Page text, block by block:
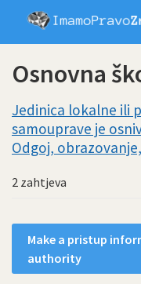
Osnovna
Jedinica lokalne ili
samouprave je
Odgoj,
2 zahtjeva
Make a pristup
authority